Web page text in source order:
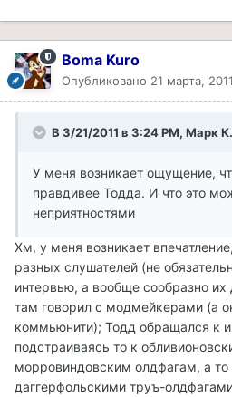
Boma Kuro
Опубликовано 21 марта, 2011
В 3/21/2011 в 3:24 PM, Марк
У меня возникает ощущение,
правдивее Тодда. И что это
неприятностями
Хм, у меня возникает
разных слушателей (не
интервью, а вообще сообразно
там говорил с модмейкерами (а
коммьюнити); Тодд обращался к
подстраиваясь то к
морровиндовским олдфагам, а то
даггерфольскими труъ-